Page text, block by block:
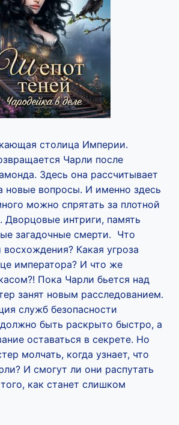
столица Империи.
Чарли после
Здесь она рассчитывает
новые вопросы. И именно здесь
можно спрятать за плотной
Дворцовые интриги, память
загадочные смерти. Что
восхождения? Какая угроза
императора? И что же
Пока Чарли бьется над
занят новым расследованием.
служб безопасности
быть раскрыто быстро, а
оставаться в секрете. Но
молчать, когда узнает, что
И смогут ли они распутать
как станет слишком